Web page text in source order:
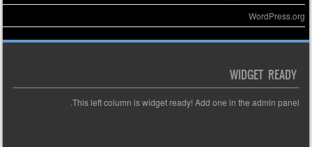
WordPress.org
WIDGET READY
This left column is widget ready! Add one in the admin panel.